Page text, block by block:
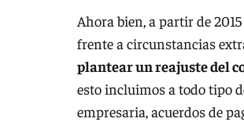
Ahora bien, a partir de
frente a circunstancias
plantear un reajuste del
esto incluimos a todo tipo
empresaria, acuerdos de